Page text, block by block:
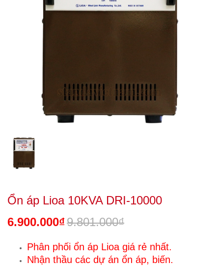
Ổn áp Lioa 10KVA DRI-10000
6.900.000₫9.801.000₫
Phân phối ổn áp Lioa giá rẻ nhất.
Nhận thầu các dự án ổn áp, biến.